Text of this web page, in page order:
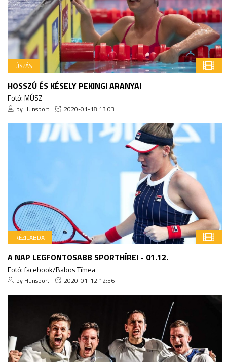
ÚSZÁS
HOSSZÚ ÉS KÉSELY PEKINGI ARANYAI
Fotó: MÚSZ
by Hunsport 2020-01-18 13:03
KÉZILABDA
A NAP LEGFONTOSABB SPORTHÍREI - 01.12.
Fotó: facebook/Babos Tímea
by Hunsport 2020-01-12 12:56